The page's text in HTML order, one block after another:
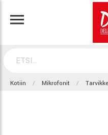
Kotiin Mikrofonit